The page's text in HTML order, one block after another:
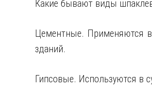
Какие бывают виды
Цементные. Применяются
зданий.
Гипсовые. Используются в